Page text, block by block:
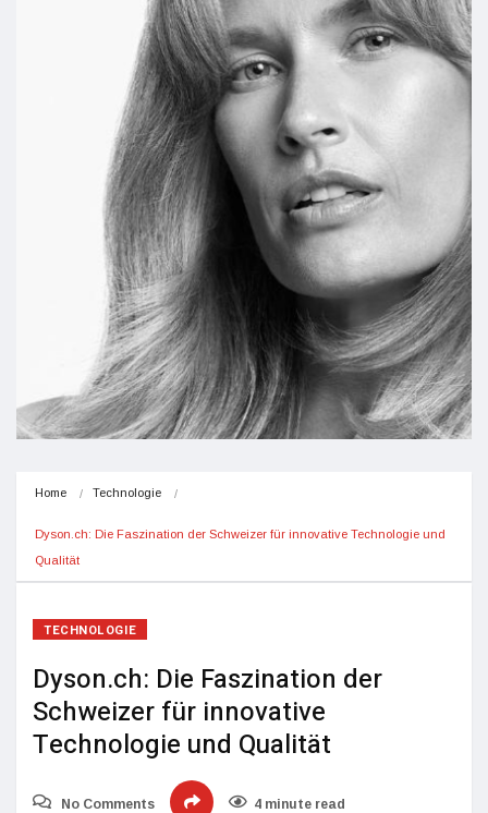
Home Technologie
Dyson.ch: Die Faszination der Schweizer für innovative Technologie und
Qualität
TECHNOLOGIE
Dyson.ch: Die Faszination der
Schweizer für innovative
Technologie und Qualität
No Comments 4 minute read